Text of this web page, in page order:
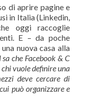
di aprire pagine e
in Italia (Linkedin,
oggi raccoglie
E – da poche
nuova casa alla
che Facebook & C
vuole definire una
deve cercare di
può organizzare e